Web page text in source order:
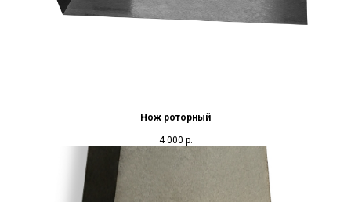
Нож роторный
4 000 р.